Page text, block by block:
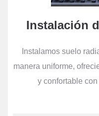
Instalación
Instalamos suelo
manera uniforme,
y confortable